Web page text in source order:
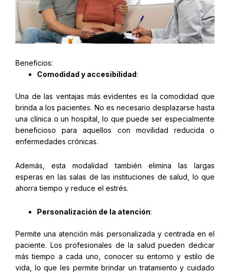
Beneficios:
Comodidad y accesibilidad:
Una de las ventajas más evidentes es la comodidad que
brinda a los pacientes. No es necesario desplazarse hasta
una clínica o un hospital, lo que puede ser especialmente
beneficioso para aquellos con movilidad reducida o
enfermedades crónicas.
Además, esta modalidad también elimina las largas
esperas en las salas de las instituciones de salud, lo que
ahorra tiempo y reduce el estrés.
Personalización de la atención:
Permite una atención más personalizada y centrada en el
paciente. Los profesionales de la salud pueden dedicar
más tiempo a cada uno, conocer su entorno y estilo de
vida, lo que les permite brindar un tratamiento y cuidado